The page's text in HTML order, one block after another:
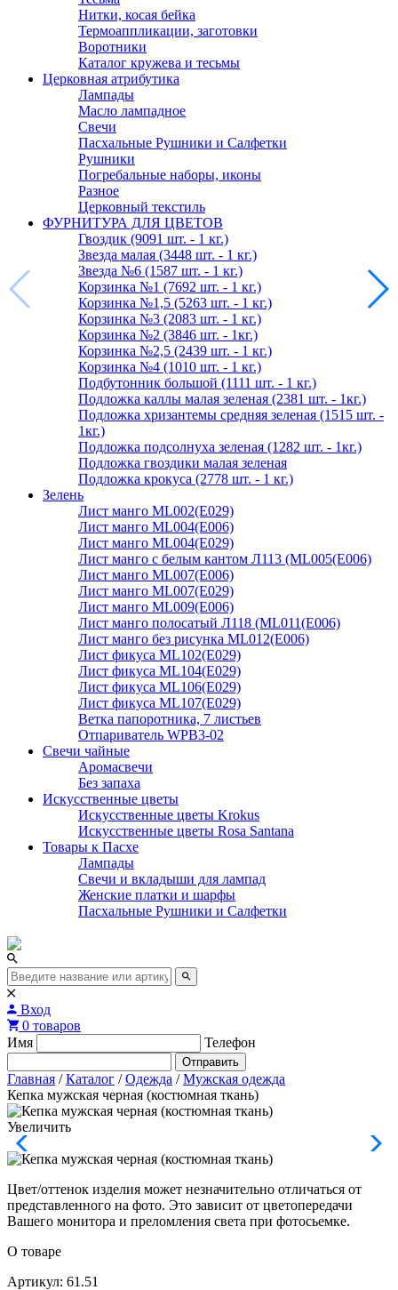
Нитки, косая бейка
Термоаппликации, заготовки
Воротники
Каталог кружева и тесьмы
Церковная атрибутика
Лампады
Масло лампадное
Свечи
Пасхальные Рушники и Салфетки
Рушники
Погребальные наборы, иконы
Разное
Церковный текстиль
ФУРНИТУРА ДЛЯ ЦВЕТОВ
Гвоздик (9091 шт. - 1 кг.)
Звезда малая (3448 шт. - 1 кг.)
Звезда №6 (1587 шт. - 1 кг.)
Корзинка №1 (7692 шт. - 1 кг.)
Корзинка №1,5 (5263 шт. - 1 кг.)
Корзинка №3 (2083 шт. - 1 кг.)
Корзинка №2 (3846 шт. - 1кг.)
Корзинка №2,5 (2439 шт. - 1 кг.)
Корзинка №4 (1010 шт. - 1 кг.)
Подбутонник большой (1111 шт. - 1 кг.)
Подложка каллы малая зеленая (2381 шт. - 1кг.)
Подложка хризантемы средняя зеленая (1515 шт. -
1кг.)
Подложка подсолнуха зеленая (1282 шт. - 1кг.)
Подложка гвоздики малая зеленая
Подложка крокуса (2778 шт. - 1 кг.)
Зелень
Лист манго ML002(E029)
Лист манго ML004(E006)
Лист манго ML004(E029)
Лист манго с белым кантом Л113 (ML005(E006)
Лист манго ML007(E006)
Лист манго ML007(E029)
Лист манго ML009(E006)
Лист манго полосатый Л118 (ML011(E006)
Лист манго без рисунка ML012(E006)
Лист фикуса ML102(E029)
Лист фикуса ML104(E029)
Лист фикуса ML106(E029)
Лист фикуса ML107(E029)
Ветка папоротника, 7 листьев
Отпариватель WPB3-02
Свечи чайные
Аромасвечи
Без запаха
Искусственные цветы
Искусственные цветы Krokus
Искусственные цветы Rosa Santana
Товары к Пасхе
Лампады
Свечи и вкладыши для лампад
Женские платки и шарфы
Пасхальные Рушники и Салфетки
Вход
0 товаров
Имя
Телефон
Отправить
Главная / Каталог / Одежда / Мужская одежда
Кепка мужская черная (костюмная ткань)
Увеличить
Цвет/оттенок изделия может незначительно отличаться от
представленного на фото. Это зависит от цветопередачи
Вашего монитора и преломления света при фотосьемке.
О товаре
Артикул: 61.51